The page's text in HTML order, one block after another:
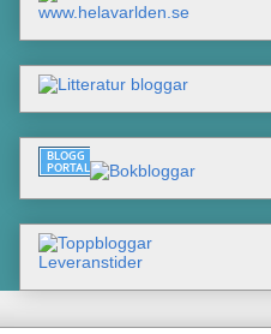
www.helavarlden.se
Leveranstider